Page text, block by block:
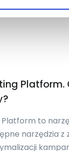
Platform.
to
narzędzia z